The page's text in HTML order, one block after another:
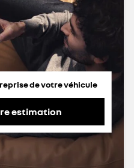
de votre véhicule
estimation